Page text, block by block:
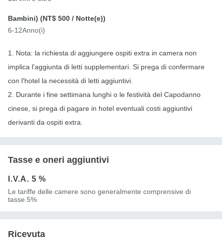
Bambini) (NT$ 500 / Notte(e))
6-12Anno(i)
1. Nota: la richiesta di aggiungere ospiti extra in camera non
implica l'aggiunta di letti supplementari. Si prega di confermare
con l'hotel la necessità di letti aggiuntivi.
2. Durante i fine settimana lunghi o le festività del Capodanno
cinese, si prega di pagare in hotel eventuali costi aggiuntivi
derivanti da ospiti extra.
Tasse e oneri aggiuntivi
I.V.A. 5 %
Le tariffe delle camere sono generalmente comprensive di
tasse.5%
Ricevuta